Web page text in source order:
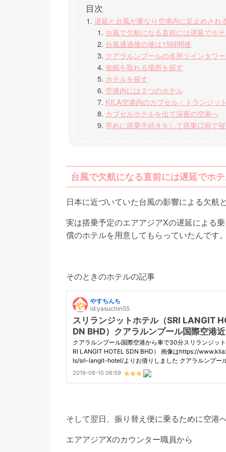
遅延と台風が重なり空港内に足止めされ
台風で欠航になる直前には遅延でホ
台風通過後の便は15時間後
クアラルンプールの名所ツインタワー
仮眠を取れる場所を探す
ホテルを探す
空港内には２つのホテル
KILA空港内のカプセル・トランジッ
カプセルホテルを出て深夜の空港へ
早めに搭乗手続きをして搭乗口前で
台風で欠航になる直前には遅延でホ
日本に近づいていた台風の影響による欠航
実は搭乗予定のエアアジアXの遅延による
償のホテルを用意してもらっていたんです。
そのときのホテルの記事
そして翌日、振り替え便に乗るために空港
エアアジアXのカウンター職員から